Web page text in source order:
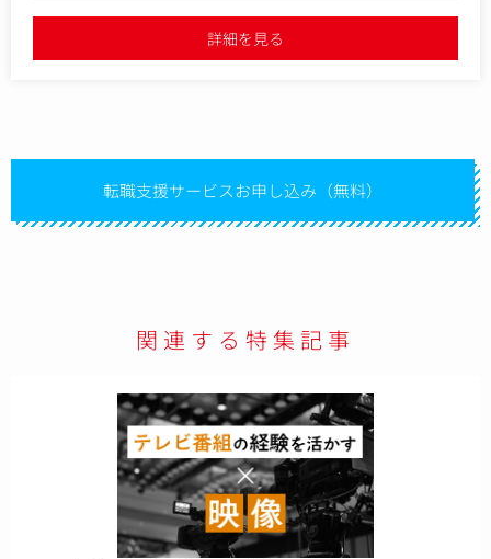
セールスが開拓した後、技術的な顧客フォローを担当してい
生活スタイルに合わせた就業を可能にしています
詳細を見る
転職支援サービスお申し込み（無料）
関連する特集記事